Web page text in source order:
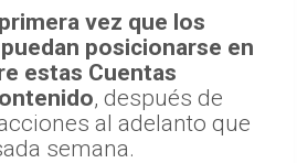
primera vez que los
posicionarse en
estas Cuentas
, después de
al adelanto que
semana.